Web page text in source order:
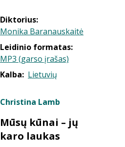
Diktorius:
Monika Baranauskaitė
Leidinio formatas:
MP3 (garso įrašas)
Kalba: Lietuvių
Christina Lamb
Mūsų kūnai – jų
karo laukas